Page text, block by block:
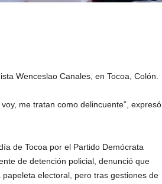
Wenceslao Canales, en Tocoa, Colón.
me tratan como delincuente”, expresó
de Tocoa por el Partido Demócrata
de detención policial, denunció que
electoral, pero tras gestiones de